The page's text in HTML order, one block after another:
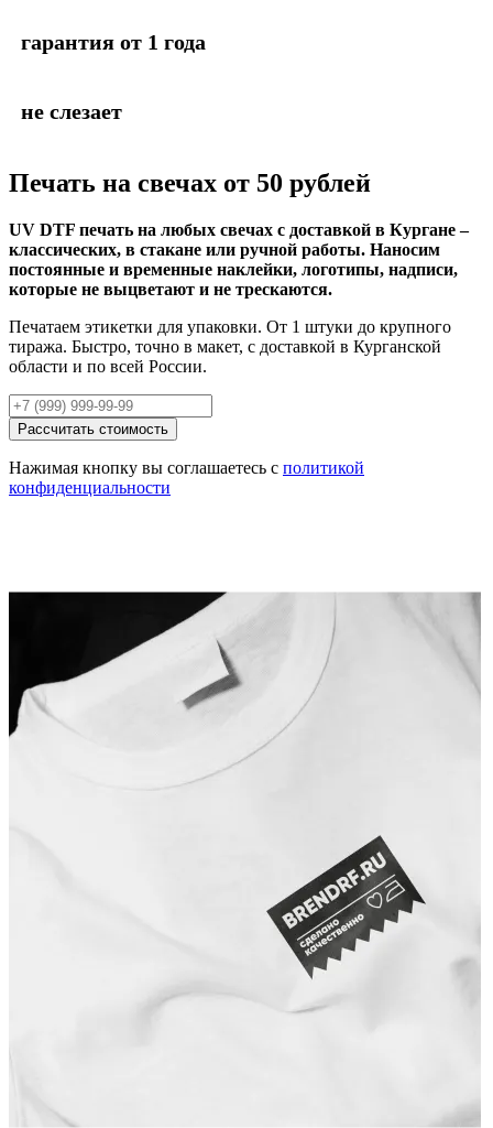
гарантия от 1 года
не слезает
Печать на свечах от 50 рублей
UV DTF печать на любых свечах с доставкой в Кургане –
классических, в стакане или ручной работы. Наносим
постоянные и временные наклейки, логотипы, надписи,
которые не выцветают и не трескаются.
Печатаем этикетки для упаковки. От 1 штуки до крупного
тиража. Быстро, точно в макет, с доставкой в Курганской
области и по всей России.
Рассчитать стоимость
Нажимая кнопку вы соглашаетесь с политикой
конфиденциальности